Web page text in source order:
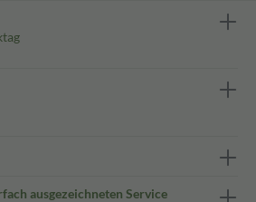
ausgezeichneten Service